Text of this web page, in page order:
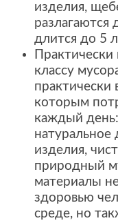
изделия,
разлагаются
длится до 5
классу
практически
которым
каждый
натуральное
изделия,
природный
материалы
здоровью
среде, но